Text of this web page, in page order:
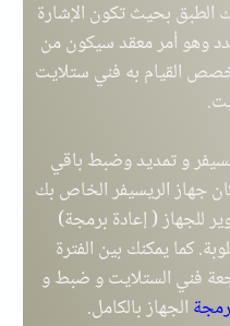
الطبق بحيث تكون الإشارة
وهو أمر معقد سيكون من
القيام به فني ستلايت
.
و تمديد وضبط باقي
جهاز الريسيفر الخاص بك
للجهاز ( إعادة برمجة)
كما يمكنك بين الفترة
فني الستلايت و ضبط و
الجهاز بالكامل.